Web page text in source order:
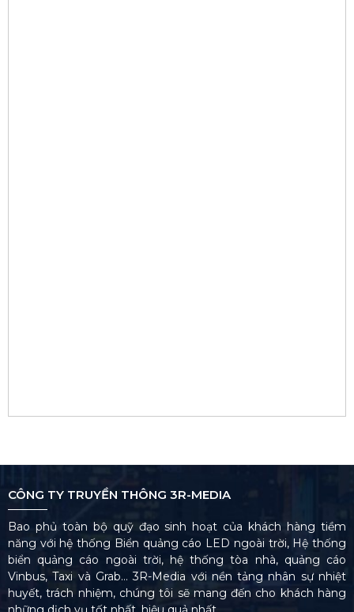
CÔNG TY TRUYỀN THÔNG 3R-MEDIA
Bao phủ toàn bộ quỹ đạo sinh hoạt của khách hàng tiềm
năng với hệ thống Biển quảng cáo LED ngoài trời, Hệ thống
biển quảng cáo ngoài trời, hệ thống tòa nhà, quảng cáo
Vinbus, Taxi và Grab… 3R-Media với nền tảng nhân sự nhiệt
huyết, trách nhiệm, chúng tôi sẽ mang đến cho khách hàng